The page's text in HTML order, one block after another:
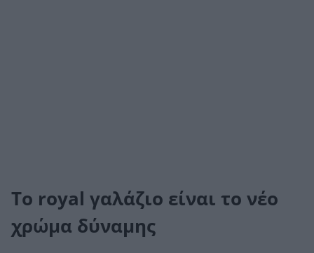
Το royal γαλάζιο είναι το νέο
χρώμα δύναμης